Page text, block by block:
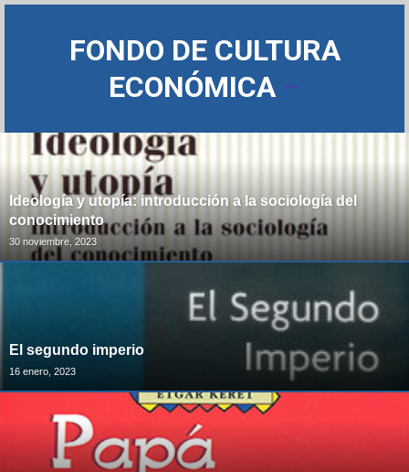
FONDO DE CULTURA
ECONÓMICA
Ideología y utopía: introducción a la sociología del
conocimiento
30 noviembre, 2023
El segundo imperio
16 enero, 2023